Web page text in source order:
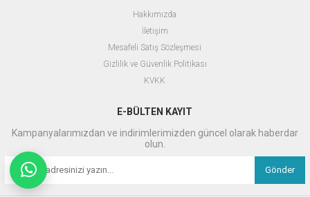
Hakkımızda
İletişim
Mesafeli Satış Sözleşmesi
Gizlilik ve Güvenlik Politikası
KVKK
E-BÜLTEN KAYIT
Kampanyalarımızdan ve indirimlerimizden güncel olarak haberdar
olun.
Gönder